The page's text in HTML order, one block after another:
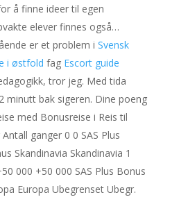
å finne ideer til egen
elever finnes også…
er et problem i Svensk
i østfold fag Escort guide
tror jeg. Med tida
minutt bak sigeren. Dine poeng
med Bonusreise i Reis til
ganger 0 0 SAS Plus
Skandinavia Skandinavia 1
000 +50 000 SAS Plus Bonus
Europa Ubegrenset Ubegr.